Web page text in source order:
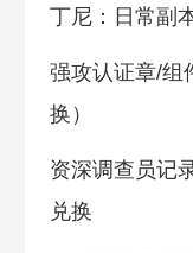
丁尼：日常副
强攻认证章/组
换）
资深调查员记
兑换